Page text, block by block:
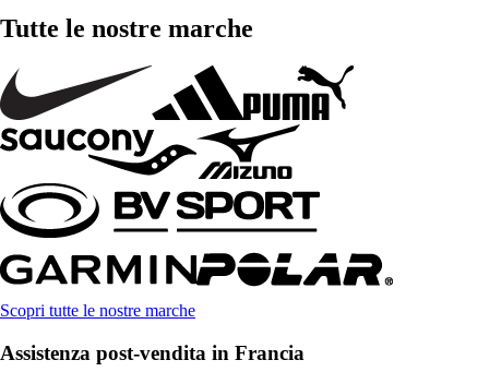
Tutte le nostre marche
Scopri tutte le nostre marche
Assistenza post-vendita in Francia